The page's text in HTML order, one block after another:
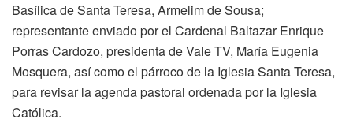
Basílica de Santa Teresa, Armelim de Sousa;
representante enviado por el Cardenal Baltazar Enrique
Porras Cardozo, presidenta de Vale TV, María Eugenia
Mosquera, así como el párroco de la Iglesia Santa Teresa,
para revisar la agenda pastoral ordenada por la Iglesia
Católica.